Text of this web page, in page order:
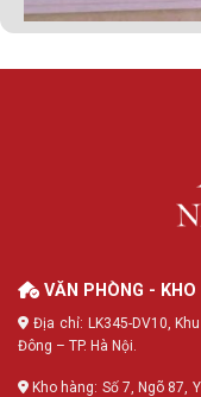
VĂN PHÒNG - KHO
Địa chỉ: LK345-DV10,
Đông – TP. Hà Nội.
Kho hàng: Số 7, Ngõ 87,